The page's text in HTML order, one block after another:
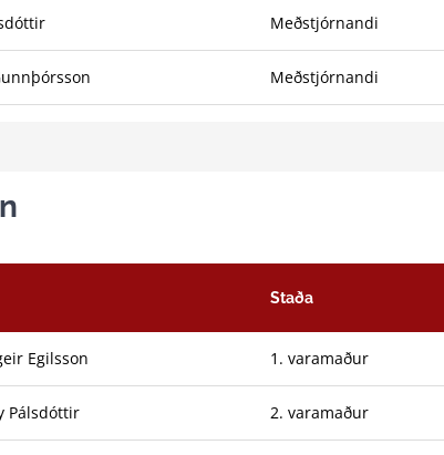
Meðstjórnandi
Meðstjórnandi
Staða
Egilsson 1. varamaður
Pálsdóttir 2. varamaður